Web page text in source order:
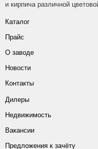
и кирпича различной
Каталог
Прайс
О заводе
Новости
Контакты
Дилеры
Недвижимость
Вакансии
Предложения к зачёту